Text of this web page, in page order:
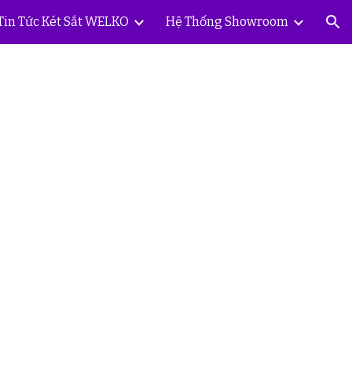
Tức Két Sắt WELKO Hệ Thống Showroom